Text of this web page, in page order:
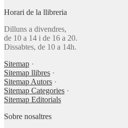
Horari de la llibreria
Dilluns a divendres,
de 10 a 14 i de 16 a 20.
Dissabtes, de 10 a 14h.
Sitemap ·
Sitemap llibres ·
Sitemap Autors ·
Sitemap Categories ·
Sitemap Editorials
Sobre nosaltres